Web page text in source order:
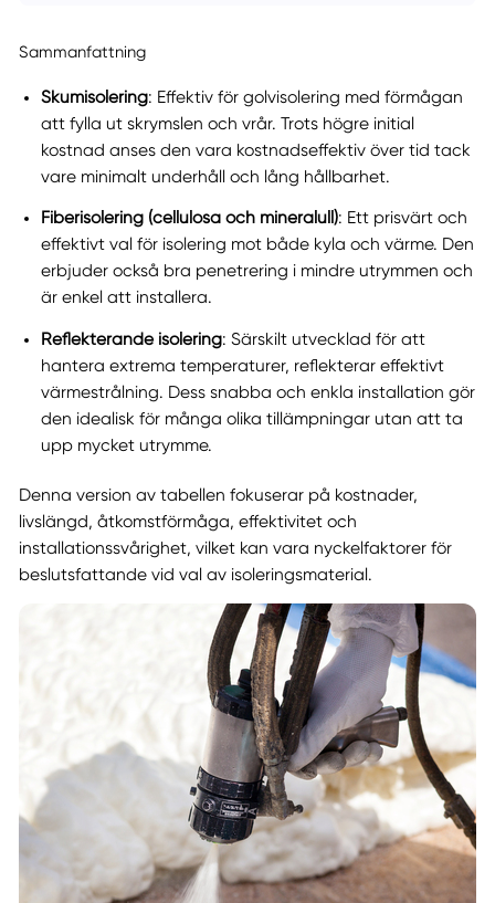
Sammanfattning
Skumisolering: Effektiv för golvisolering med förmågan
att fylla ut skrymslen och vrår. Trots högre initial
kostnad anses den vara kostnadseffektiv över tid tack
vare minimalt underhåll och lång hållbarhet.
Fiberisolering (cellulosa och mineralull): Ett prisvärt och
effektivt val för isolering mot både kyla och värme. Den
erbjuder också bra penetrering i mindre utrymmen och
är enkel att installera.
Reflekterande isolering: Särskilt utvecklad för att
hantera extrema temperaturer, reflekterar effektivt
värmestrålning. Dess snabba och enkla installation gör
den idealisk för många olika tillämpningar utan att ta
upp mycket utrymme.
Denna version av tabellen fokuserar på kostnader,
livslängd, åtkomstförmåga, effektivitet och
installationssvårighet, vilket kan vara nyckelfaktorer för
beslutsfattande vid val av isoleringsmaterial.